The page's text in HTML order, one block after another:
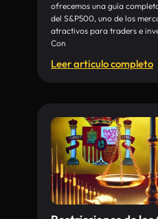
ofrecemos una guía
del S&P500, uno de los
atractivos para traders e
Con
Leer articulo completo